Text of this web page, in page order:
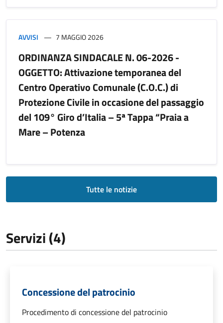
AVVISI 7 MAGGIO 2026
ORDINANZA SINDACALE N. 06-2026 -
OGGETTO: Attivazione temporanea del
Centro Operativo Comunale (C.O.C.) di
Protezione Civile in occasione del passaggio
del 109° Giro d’Italia – 5ª Tappa “Praia a
Mare – Potenza
Tutte le notizie
Servizi (4)
Concessione del patrocinio
Procedimento di concessione del patrocinio